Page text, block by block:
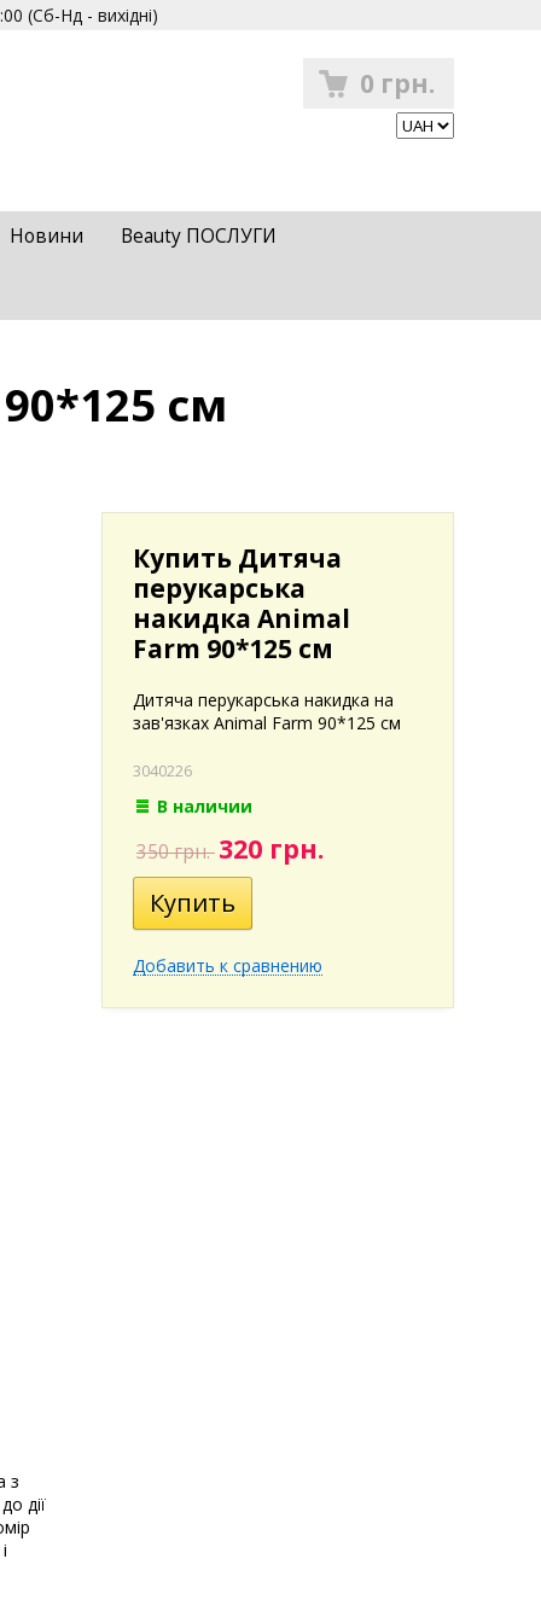
(Сб-Нд - вихідні)
0 грн.
Новини Beauty ПОСЛУГИ
см
Купить Дитяча
перукарська
накидка Animal
Farm 90*125 см
Дитяча перукарська накидка на
зав'язках Animal Farm 90*125 см
3040226
В наличии
350 грн.320 грн.
Добавить к сравнению
з
дії